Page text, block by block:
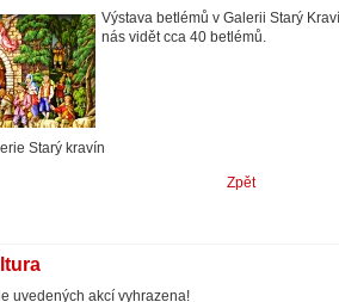
Výstava betlémů v Galerii Starý
nás vidět cca 40 betlémů.
Starý kravín
Zpět
uvedených akcí vyhrazena!